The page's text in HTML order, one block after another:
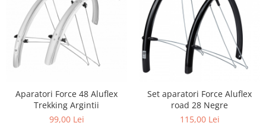
Aparatori Force 48 Aluflex
Trekking Argintii
99,00 Lei
Set aparatori Force Aluflex
road 28 Negre
115,00 Lei